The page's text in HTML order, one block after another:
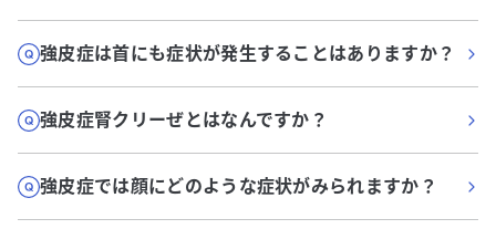
強皮症は首にも症状が発生することはありますか？
強皮症腎クリーぜとはなんですか？
強皮症では顔にどのような症状がみられますか？